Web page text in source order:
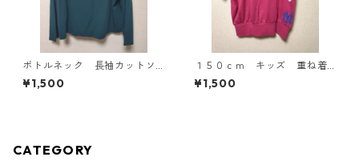
ボトルネック 長袖カットソ
ー ４Ｌ ティールグリー
ン KAE-4812
¥1,500
１５０ｃｍ キッズ 重ね着
風ドルマントップス マゼン
タ KAE-4791
¥1,500
CATEGORY